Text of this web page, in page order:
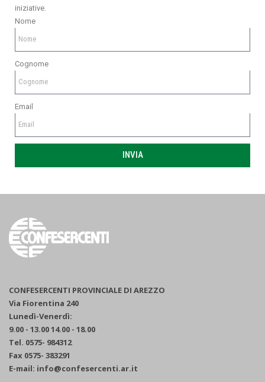
iniziative.
Nome
Cognome
Email
INVIA
CONFESERCENTI PROVINCIALE DI AREZZO
Via Fiorentina 240
Lunedì-Venerdì:
9.00 - 13.00 14.00 - 18.00
Tel. 0575- 984312
Fax 0575- 383291
E-mail: info@confesercenti.ar.it